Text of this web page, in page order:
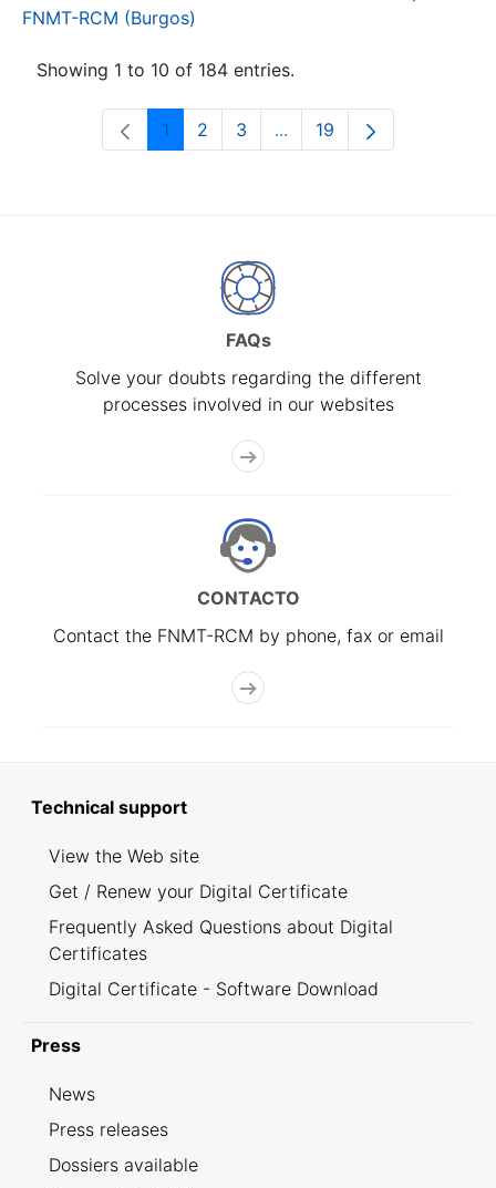
FNMT-RCM (Burgos)
Showing 1 to 10 of 184 entries.
Page
1 Page
2 Page
3 ...Intermediate Pages Use
Page
19
FAQs
Solve your doubts regarding the different
processes involved in our websites
CONTACTO
Contact the FNMT-RCM by phone, fax or email
Technical support
View the Web site
Get / Renew your Digital Certificate
Frequently Asked Questions about Digital
Certificates
Digital Certificate - Software Download
Press
News
Press releases
Dossiers available